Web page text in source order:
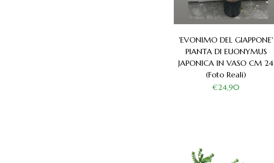
'EVONIMO DEL GIAPPONE'
PIANTA DI EUONYMUS
JAPONICA IN VASO CM 24
(foto Reali)
€24,90